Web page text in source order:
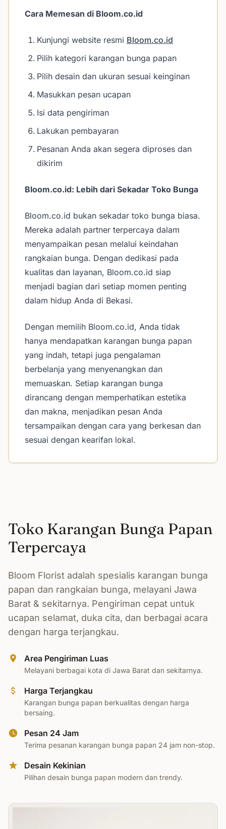
Cara Memesan di Bloom.co.id
Kunjungi website resmi Bloom.co.id
Pilih kategori karangan bunga papan
Pilih desain dan ukuran sesuai keinginan
Masukkan pesan ucapan
Isi data pengiriman
Lakukan pembayaran
Pesanan Anda akan segera diproses dan
dikirim
Bloom.co.id: Lebih dari Sekadar Toko Bunga
Bloom.co.id bukan sekadar toko bunga biasa.
Mereka adalah partner terpercaya dalam
menyampaikan pesan melalui keindahan
rangkaian bunga. Dengan dedikasi pada
kualitas dan layanan, Bloom.co.id siap
menjadi bagian dari setiap momen penting
dalam hidup Anda di Bekasi.
Dengan memilih Bloom.co.id, Anda tidak
hanya mendapatkan karangan bunga papan
yang indah, tetapi juga pengalaman
berbelanja yang menyenangkan dan
memuaskan. Setiap karangan bunga
dirancang dengan memperhatikan estetika
dan makna, menjadikan pesan Anda
tersampaikan dengan cara yang berkesan dan
sesuai dengan kearifan lokal.
Toko Karangan Bunga Papan
Terpercaya
Bloom Florist adalah spesialis karangan bunga
papan dan rangkaian bunga, melayani Jawa
Barat & sekitarnya. Pengiriman cepat untuk
ucapan selamat, duka cita, dan berbagai acara
dengan harga terjangkau.
Area Pengiriman Luas
Melayani berbagai kota di Jawa Barat dan sekitarnya.
Harga Terjangkau
Karangan bunga papan berkualitas dengan harga
bersaing.
Pesan 24 Jam
Terima pesanan karangan bunga papan 24 jam non-stop.
Desain Kekinian
Pilihan desain bunga papan modern dan trendy.